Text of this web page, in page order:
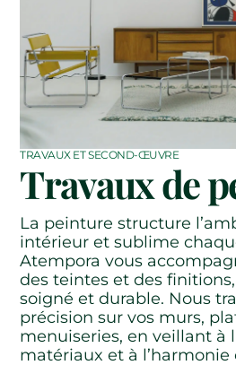
TRAVAUX ET SECOND-ŒUVRE
Travaux de
La peinture structure
intérieur et sublime
Atempora vous
des teintes et des
soigné et durable. Nous
précision sur vos murs,
menuiseries, en veillant à
matériaux et à l’harmonie